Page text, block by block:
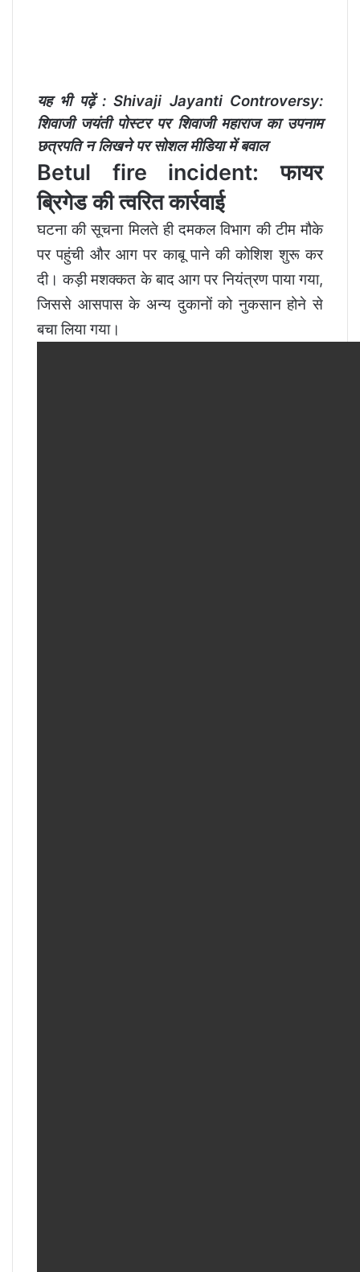
यह भी पढ़ें :Shivaji Jayanti Controversy:
शिवाजी जयंती पोस्टर पर शिवाजी महाराज का उपनाम
छत्रपति न लिखने पर सोशल मीडिया में बवाल
Betul fire incident: फायर
ब्रिगेड की त्वरित कार्रवाई
घटना की सूचना मिलते ही दमकल विभाग की टीम मौके
पर पहुंची और आग पर काबू पाने की कोशिश शुरू कर
दी। कड़ी मशक्कत के बाद आग पर नियंत्रण पाया गया,
जिससे आसपास के अन्य दुकानों को नुकसान होने से
बचा लिया गया।